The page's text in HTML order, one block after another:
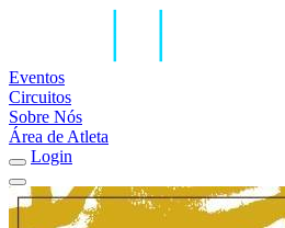
Eventos
Circuitos
Sobre Nós
Área de Atleta
Login